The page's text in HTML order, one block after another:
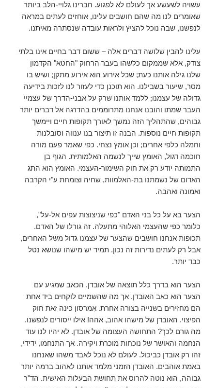
עשויה לשעשע אך לעולם לא לפגוע. חברינו גלויי-הלב ביותר
שאומרים לנו מה שהם חושבים עלינו, אוחזים לעתים במראה
לנפשנו, שבה נוכל להציץ ולראות עובדה שנסתרה מאיתנו.
עלינו להבין שלושה דברים אלה – ששום דבר בחיים אינו בלתי
צודק, אלא שממקום כלשהו בעבר הרחוק "החטא" הקדמון
שלנו גילה אותנו כעת; שכל אירוע הוא אירוע מתקן; ושיש בו
מסר, שיעור בשבילנו. הוא תוכנן כדי לעזור לנו לזכות בידיעה
גדולה של עצמנו; ללמד אותנו שרק על אבני-הדרך של עצמיי
העבר שמתו והובנו אנחנו מתרוממים בהדרגה אל דברים יותר
גבוהים, שהתהליך הזה נמשך לאורך תקופות חיים ויימשך
תקופות חיים נוספות. הבנה זו תיצור בנו ענווה וסובלנות
וחמלה כלפי אחרים; וכן אומץ נצחי. כפי שאמר פעם מורה
חוכמה דגול, האומץ שייך לנשמה האלמותית. הגוף בן
התמותה יודע רק את חוק השימור-העצמי. האומץ הוא התג
האדום של נשמתנו בת-האלמוות, שחיה וצומחת ע"י הקרבה
ואמונה ואהבה.
הצער בא על כל בני האדם "כפי שניצוצות עפים אל-על",
כלומר כפי שהעצמי האלוהי מתעלה. זה גורלו של האדם.
תכופות אנחנו חושבים שהצער של עצמנו גדול משל האחרים,
אבל רק לעתים נדירות זה נכון. תמיד יש מישהו שנושא נטל
כבד יותר.
הצער הוא בדרך כלל תוצאה של אובדן. הכאב שמגיע עם
הצער הוא כאב האובדן. אך מה שהשמיים לוקחים ביד אחת
הם מחזירים בשנייה בצורה אחרת. אֶמרסון כינה זאת חוק
הפיצוי. האובדן של מישהו אהוב, אהה! אילו ייסורים לנפשנו.
מה גורם לכך? התחושה העצומה של אובדן. לא יהיו לנו עוד
הנחמה והאושר של נוכחות מוכרת ויקירה. אך התנחמו, ידידי,
זהו רק אובדן כביכול. לעולם לא נוכל לאבד משהו שאנחנו
באמת אוהבים. האובדן הזמני מלמד אותנו לאהוב ברמה יותר
גבוהה, הוא נוטה להרוס את תחושת הבעלות האישית. הד"ר